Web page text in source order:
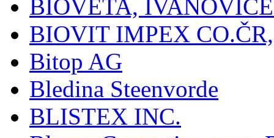
BIOVETA,
BIOVIT IMPEX
Bitop AG
Bledina Steenvorde
BLISTEX INC.